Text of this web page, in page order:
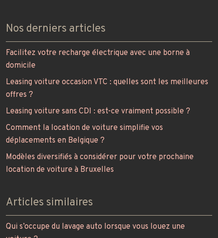
Nos derniers articles
Facilitez votre recharge électrique avec une borne à
domicile
Leasing voiture occasion VTC : quelles sont les meilleures
offres ?
Leasing voiture sans CDI : est-ce vraiment possible ?
Comment la location de voiture simplifie vos
déplacements en Belgique ?
Modèles diversifiés à considérer pour votre prochaine
location de voiture à Bruxelles
Articles similaires
Qui s’occupe du lavage auto lorsque vous louez une